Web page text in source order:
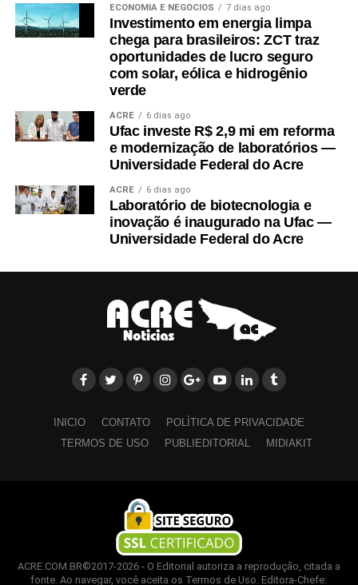
ECONOMIA E NEGÓCIOS 7 dias ago
Investimento em energia limpa
chega para brasileiros: ZCT traz
oportunidades de lucro seguro
com solar, eólica e hidrogênio
verde
ACRE 6 dias ago
Ufac investe R$ 2,9 mi em reforma
e modernização de laboratórios —
Universidade Federal do Acre
ACRE 6 dias ago
Laboratório de biotecnologia e
inovação é inaugurado na Ufac —
Universidade Federal do Acre
INICIO CONTATO
POLÍTICA DE PRIVACIDADE
TERMOS DE USO
PUBLIEDITORIAL MIDIAKIT
ACRE.COM.BR©2017-2026 - O Editorial autoriza a reprodução, citada a
fonte. Ao navegar, você aceita os Termos de Uso. Editora-Chefe: